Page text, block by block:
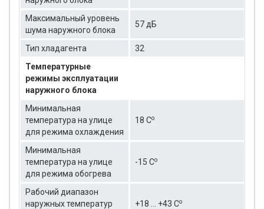
Максимальный уровень
шума наружного блока
57 дБ
Тип хладагента
32
Температурные
режимы эксплуатации
наружного блока
Минимальная
температура на улице
для режима охлаждения
18 Cо
Минимальная
температура на улице
для режима обогрева
-15 Cо
Рабочий диапазон
наружных температур
+18 ... +43 Cо